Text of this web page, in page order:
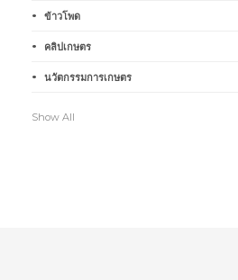
ข้าวโพด
คลิปเกษตร
นวัตกรรมการเกษตร
Show All